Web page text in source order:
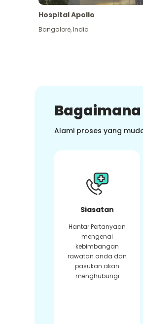
Hospital Apollo
Bangalore,India
Alami proses yang
Siasatan
Hantar Pertanyaan
mengenai
kebimbangan
rawatan anda dan
pasukan akan
menghubungi